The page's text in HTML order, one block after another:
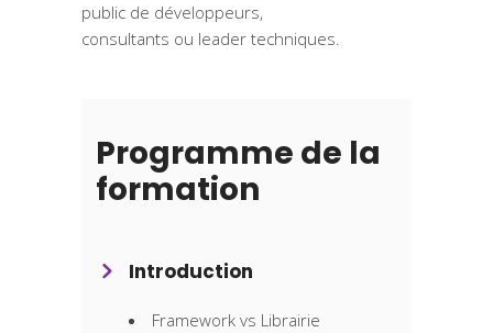
public de développeurs,
consultants ou leader techniques.
Programme de la
formation
Introduction
Framework vs Librairie